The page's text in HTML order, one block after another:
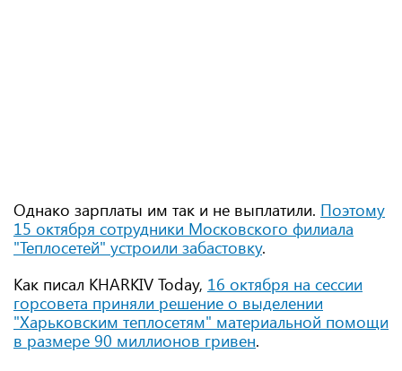
Однако зарплаты им так и не выплатили. Поэтому
15 октября сотрудники Московского филиала
"Теплосетей" устроили забастовку.
Как писал KHARKIV Today, 16 октября на сессии
горсовета приняли решение о выделении
"Харьковским теплосетям" материальной помощи
в размере 90 миллионов гривен.